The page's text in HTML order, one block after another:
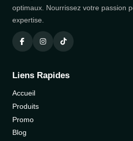
optimaux. Nourrissez votre passion
expertise.
Liens Rapides
Accueil
Produits
Promo
Blog